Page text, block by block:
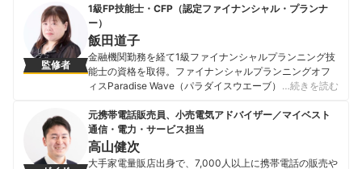
監修者
1級FP技能士・CFP（認定ファイナンシャル・プランナ
ー）
飯田道子
金融機関勤務を経て1級ファイナンシャルプランニング技
能士の資格を取得。ファイナンシャルプランニングオフ
ィスParadise Wave（パラダイスウエーブ）の代表。現
ーンに関する相談業務・セミナー講師・執筆活動を行っ
ている。さらに、海外生活ジャーナリストとして移住支
援も行っており、得意ジャンルは金融にとどまらず多岐
に渡る。 【主な著書】 『貯める!儲ける!お金が集まる94
…続きを読む
元携帯電話販売員、小売電気アドバイザー／マイベスト
通信・電力・サービス担当
高山健次
大手家電量販店出身で、7,000人以上に携帯電話の販売や